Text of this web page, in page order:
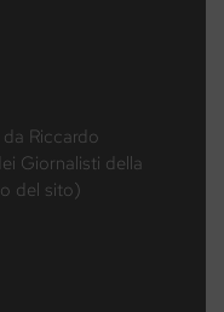
Riccardo
Giornalisti della
del sito)